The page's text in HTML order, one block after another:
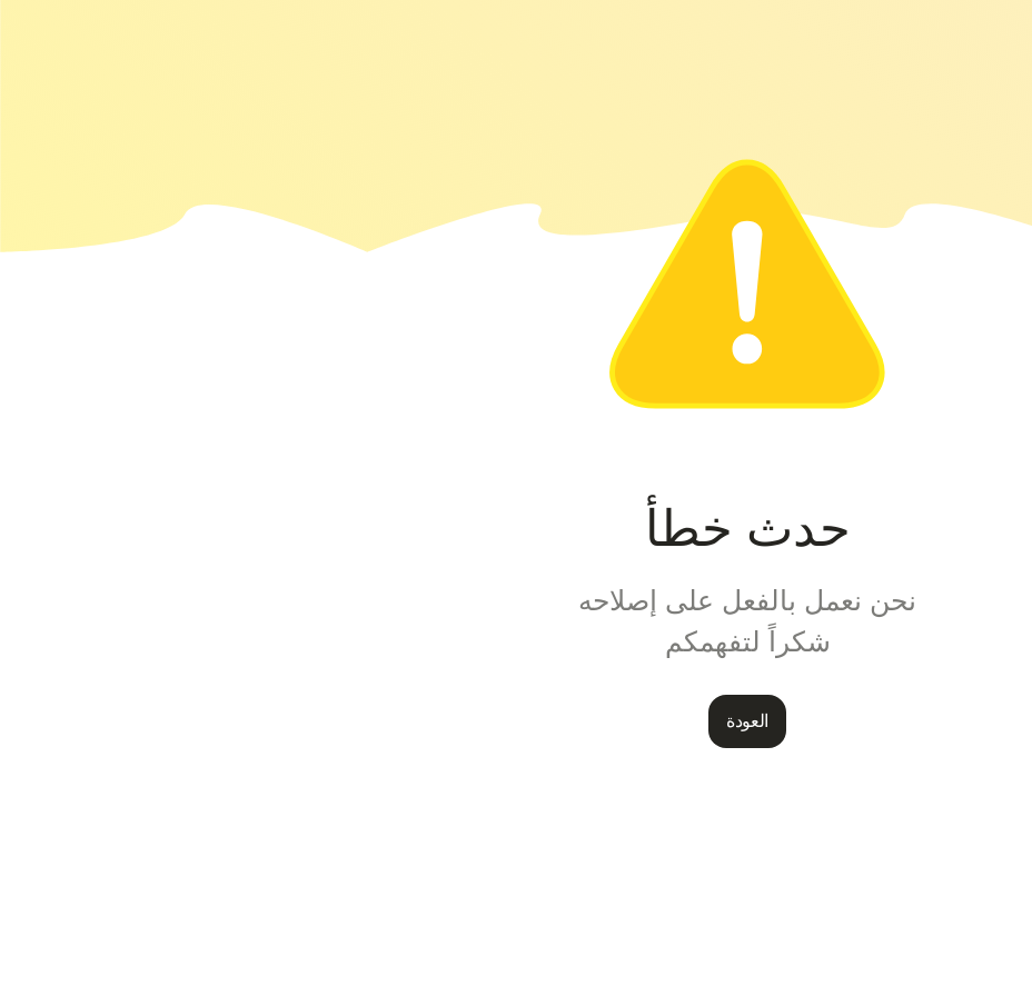
حدث خطأ
نحن نعمل بالفعل على إصلاحه
شكراً لتفهمكم
العودة